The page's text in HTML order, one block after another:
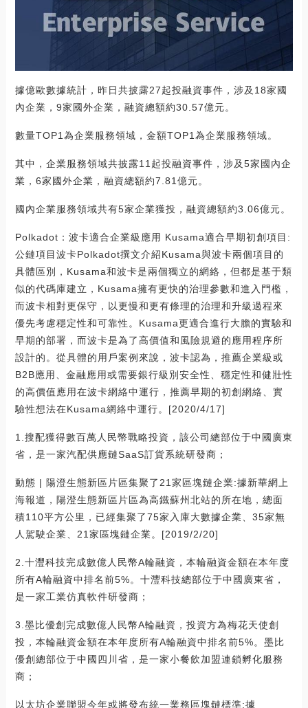
據億歐數據統計，昨日共披露27起投融資事件，涉及18家國
內企業，9家國外企業，融資總額約30.57億元。
數量TOP1為企業服務領域，金額TOP1為企業服務領域。
其中，企業服務領域共披露11起投融資事件，涉及5家國內企
業，6家國外企業，融資總額約7.81億元。
國內企業服務領域共有5家企業獲投，融資總額約3.06億元。
Polkadot：波卡適合企業級應用 Kusama適合早期初創項目:
公鏈項目波卡Polkadot撰文介紹Kusama與波卡兩個項目的
具體區別，Kusama和波卡是兩個獨立的網絡，但都是基于類
似的代碼庫建立，Kusama擁有更快的治理參數和進入門檻，
而波卡相對更保守，以更慢和更有條理的治理和升級過程來
優先考慮穩定性和可靠性。Kusama更適合進行大膽的實驗和
早期的部署，而波卡是為了高價值和風險規避的應用程序所
設計的。從具體的用戶案例來說，波卡認為，推薦企業級或
B2B應用、金融應用或需要銀行級別安全性、穩定性和健壯性
的高價值應用在波卡網絡中運行，推薦早期的初創網絡、實
驗性想法在Kusama網絡中運行。[2020/4/17]
1.搜配獲得數百萬人民幣戰略投資，該公司總部位于中國廣東
省，是一家汽配供應鏈SaaS訂貨系統研發商；
動態 | 陽澄生態新區片區集聚了21家區塊鏈企業:據新華網上
海報道，陽澄生態新區片區為高鐵蘇州北站的所在地，總面
積110平方公里，已經集聚了75家入庫大數據企業、35家無
人駕駛企業、21家區塊鏈企業。[2019/2/20]
2.十灃科技完成數億人民幣A輪融資，本輪融資金額在本年度
所有A輪融資中排名前5%。十灃科技總部位于中國廣東省，
是一家工業仿真軟件研發商；
3.墨比優創完成數億人民幣A輪融資，投資方為梅花天使創
投，本輪融資金額在本年度所有A輪融資中排名前5%。墨比
優創總部位于中國四川省，是一家小餐飲加盟連鎖孵化服務
商；
以太坊企業聯盟今年或將發布統一業務區塊鏈標準:據